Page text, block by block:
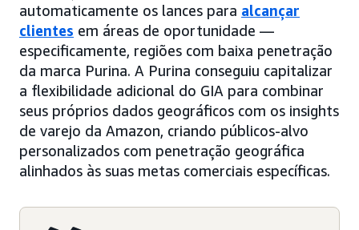
automaticamente os lances para alcançar
clientes em áreas de oportunidade —
especificamente, regiões com baixa penetração
da marca Purina. A Purina conseguiu capitalizar
a flexibilidade adicional do GIA para combinar
seus próprios dados geográficos com os insights
de varejo da Amazon, criando públicos-alvo
personalizados com penetração geográfica
alinhados às suas metas comerciais específicas.